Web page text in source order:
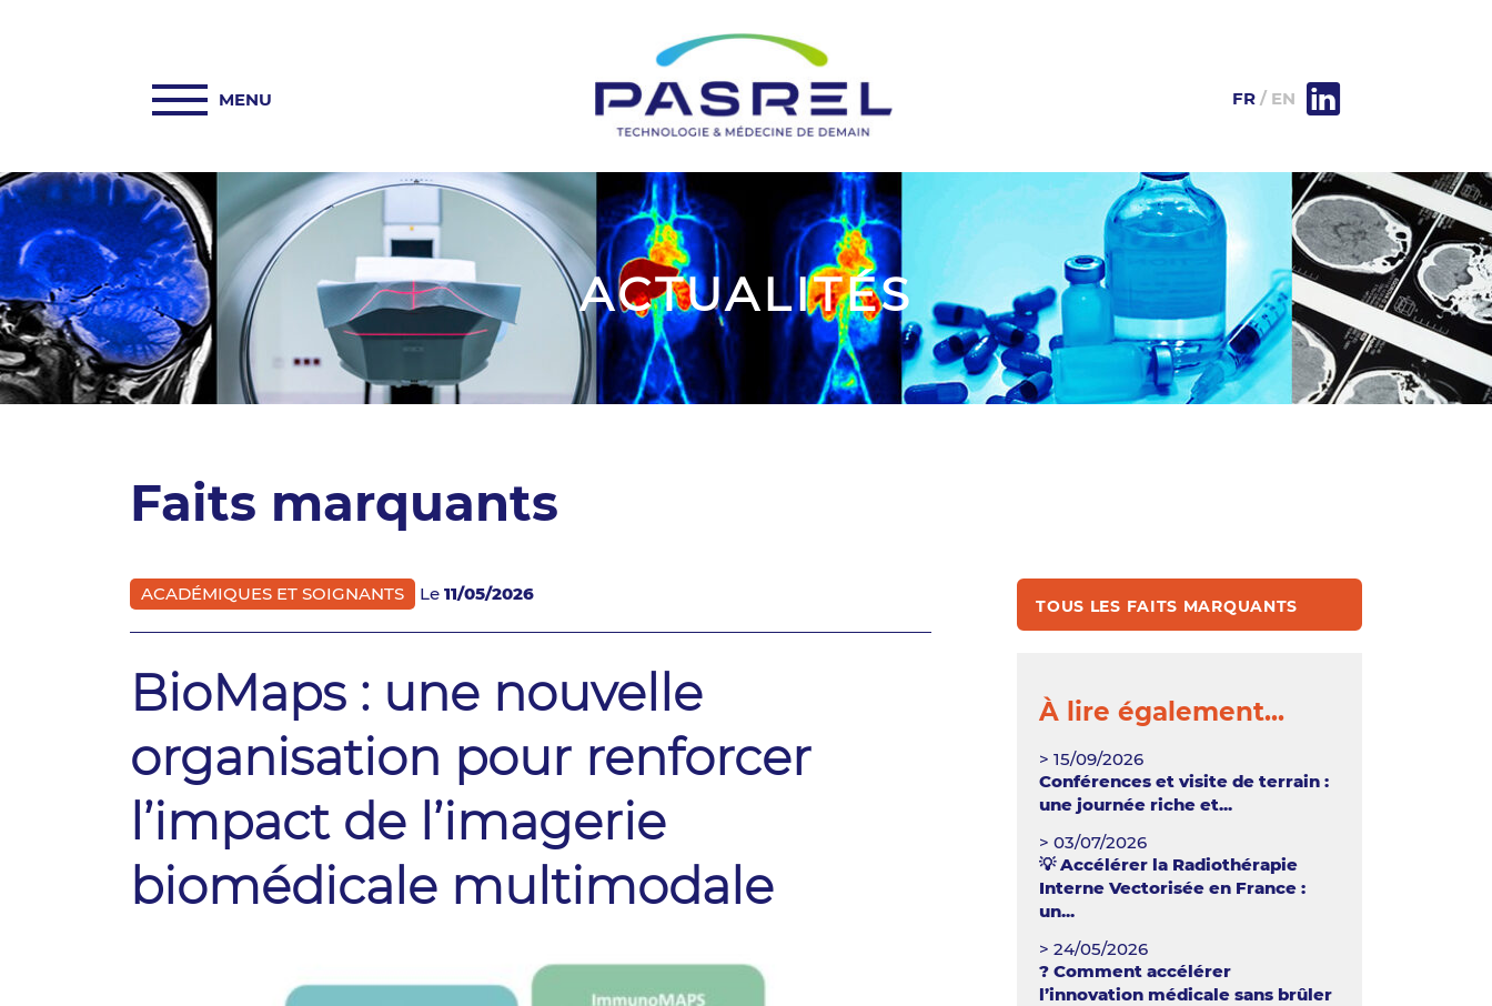
PASREL-IMAGERIE
PLATEFORMES
ACTUALITÉS
COLLABORATIONS
INFORMATIONS
FR EN
ACTUALITÉS
Faits marquants
ACADÉMIQUES ET SOIGNANTS Le 11/05/2026
BioMaps : une nouvelle
organisation pour renforcer
l’impact de l’imagerie
biomédicale multimodale
TOUS LES FAITS MARQUANTS
À lire également...
> 15/09/2026
Conférences et visite de terrain :
une journée riche et...
> 03/07/2026
💡 Accélérer la Radiothérapie
Interne Vectorisée en France :
un...
> 24/05/2026
? Comment accélérer
l’innovation médicale sans brûler